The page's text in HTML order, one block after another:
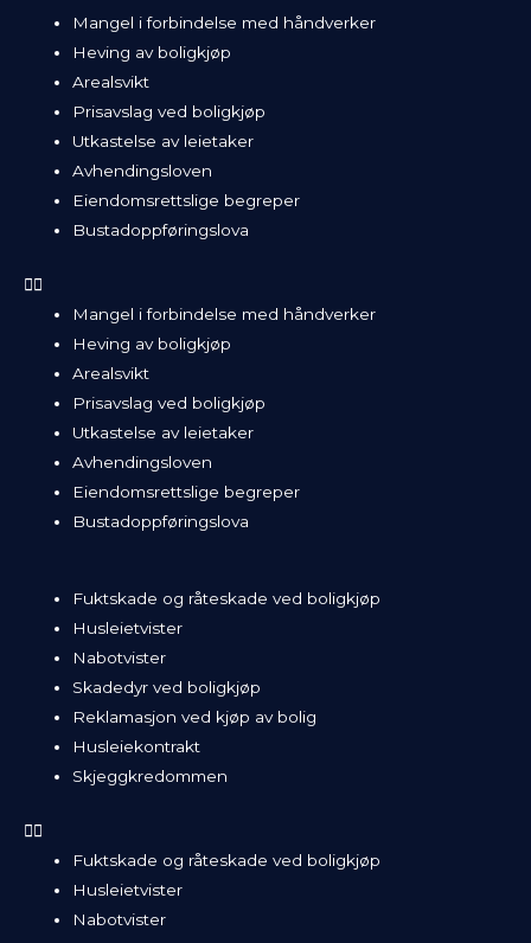
Mangel i forbindelse med håndverker
Heving av boligkjøp
Arealsvikt
Prisavslag ved boligkjøp
Utkastelse av leietaker
Avhendingsloven
Eiendomsrettslige begreper
Bustadoppføringslova
Mangel i forbindelse med håndverker
Heving av boligkjøp
Arealsvikt
Prisavslag ved boligkjøp
Utkastelse av leietaker
Avhendingsloven
Eiendomsrettslige begreper
Bustadoppføringslova
Fuktskade og råteskade ved boligkjøp
Husleietvister
Nabotvister
Skadedyr ved boligkjøp
Reklamasjon ved kjøp av bolig
Husleiekontrakt
Skjeggkredommen
Fuktskade og råteskade ved boligkjøp
Husleietvister
Nabotvister